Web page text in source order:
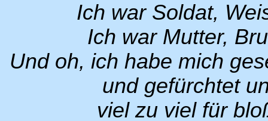
Ich war Soldat,
Ich war Mutter,
Und oh, ich habe mich
und gefürchtet
viel zu viel für